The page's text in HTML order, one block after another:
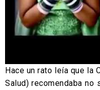
Hace un rato leía que la
Salud) recomendaba no